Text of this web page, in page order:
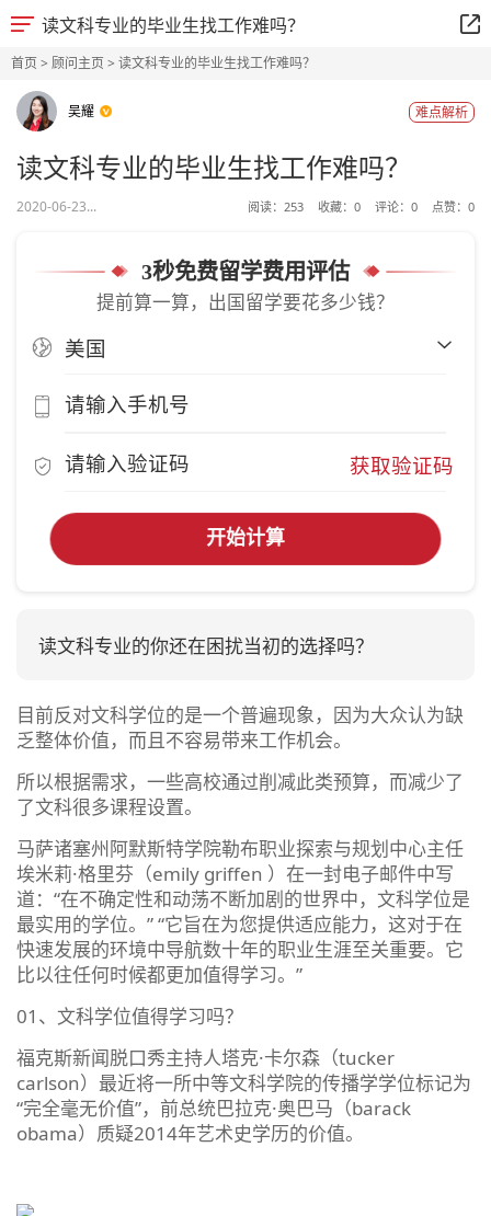
读文科专业的毕业生找工作难吗？
首页> 顾问主页> 读文科专业的毕业生找工作难吗？
吴耀 难点解析
读文科专业的毕业生找工作难吗？
2020-06-23... 阅读： 253 收藏： 0 评论： 0 点赞： 0
3秒免费留学费用评估
提前算一算，出国留学要花多少钱？
获取验证码
开始计算
读文科专业的你还在困扰当初的选择吗？
目前反对文科学位的是一个普遍现象，因为大众认为缺
乏整体价值，而且不容易带来工作机会。
所以根据需求，一些高校通过削减此类预算，而减少了
了文科很多课程设置。
马萨诸塞州阿默斯特学院勒布职业探索与规划中心主任
埃米莉·格里芬（emily griffen ）在一封电子邮件中写
道：“在不确定性和动荡不断加剧的世界中，文科学位是
最实用的学位。” “它旨在为您提供适应能力，这对于在
快速发展的环境中导航数十年的职业生涯至关重要。它
比以往任何时候都更加值得学习。”
01、文科学位值得学习吗？
福克斯新闻脱口秀主持人塔克·卡尔森（tucker
carlson）最近将一所中等文科学院的传播学学位标记为
“完全毫无价值”，前总统巴拉克·奥巴马（barack
obama）质疑2014年艺术史学历的价值。